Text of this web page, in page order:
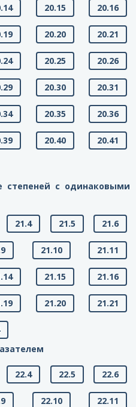
20.15 20.16
20.20 20.21
20.25 20.26
20.30 20.31
20.35 20.36
20.40 20.41
степеней с одинаковыми
21.4 21.5 21.6
21.10 21.11
21.15 21.16
21.20 21.21
22.4 22.5 22.6
22.10 22.11